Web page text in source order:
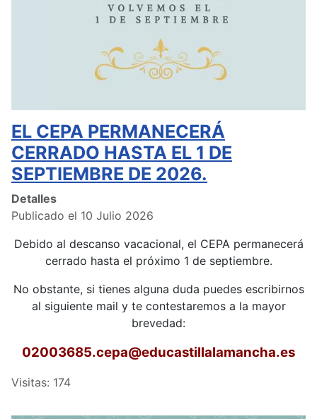
EL CEPA PERMANECERÁ
CERRADO HASTA EL 1 DE
SEPTIEMBRE DE 2026.
Detalles
Publicado el 10 Julio 2026
Debido al descanso vacacional, el CEPA permanecerá
cerrado hasta el próximo 1 de septiembre.
No obstante, si tienes alguna duda puedes escribirnos
al siguiente mail y te contestaremos a la mayor
brevedad:
02003685.cepa@educastillalamancha.es
Visitas: 174